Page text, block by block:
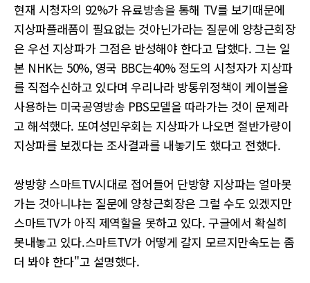
현재 시청자의 92%가 유료방송을 통해 TV를 보기때문에
지상파플래폼이 필요없는 것아닌가라는 질문에 양창근회장
은 우선 지상파가 그점은 반성해야 한다고 답했다. 그는 일
본 NHK는 50%, 영국 BBC는40% 정도의 시청자가 지상파
를 직접수신하고 있다며 우리나라 방통위정책이 케이블을
사용하는 미국공영방송 PBS모델을 따라가는 것이 문제라
고 해석했다. 또여성민우회는 지상파가 나오면 절반가량이
지상파를 보겠다는 조사결과를 내놓기도 했다고 전했다.
쌍방향 스마트TV시대로 접어들어 단방향 지상파는 얼마못
가는 것아니냐는 질문에 양창근회장은 그럴 수도 있겠지만
스마트TV가 아직 제역할을 못하고 있다. 구글에서 확실히
못내놓고 있다.스마트TV가 어떻게 갈지 모르지만속도는 좀
더 봐야 한다"고 설명했다.